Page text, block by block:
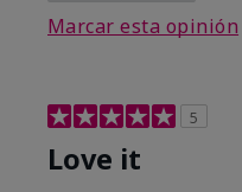
Marcar esta opinión
5
Love it